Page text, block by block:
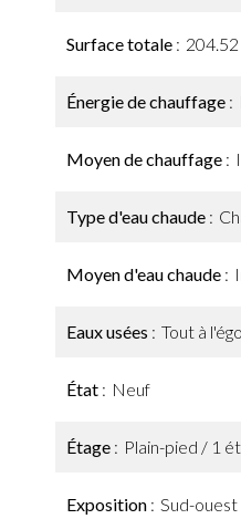
Surface totale 204.52
Énergie de chauffage
Moyen de chauffage
Type d'eau chaude
Moyen d'eau chaude
Eaux usées Tout à
État Neuf
Étage Plain-pied / 1
Exposition Sud-ouest